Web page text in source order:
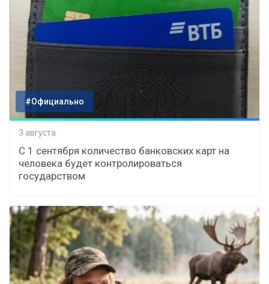
#Официально
3 августа
С 1 сентября количество банковских карт на
человека будет контролироваться
государством